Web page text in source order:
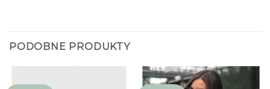
PODOBNE PRODUKTY